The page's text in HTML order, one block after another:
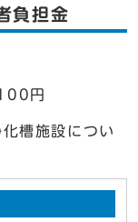
負担金
円
槽施設につい